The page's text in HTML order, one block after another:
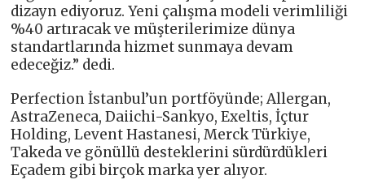
dizayn ediyoruz. Yeni çalışma modeli verimliliği
%40 artıracak ve müşterilerimize dünya
standartlarında hizmet sunmaya devam
edeceğiz.” dedi.
Perfection İstanbul’un portföyünde; Allergan,
AstraZeneca, Daiichi-Sankyo, Exeltis, İçtur
Holding, Levent Hastanesi, Merck Türkiye,
Takeda ve gönüllü desteklerini sürdürdükleri
Eçadem gibi birçok marka yer alıyor.